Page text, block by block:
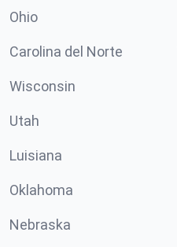
Ohio
Carolina del Norte
Wisconsin
Utah
Luisiana
Oklahoma
Nebraska